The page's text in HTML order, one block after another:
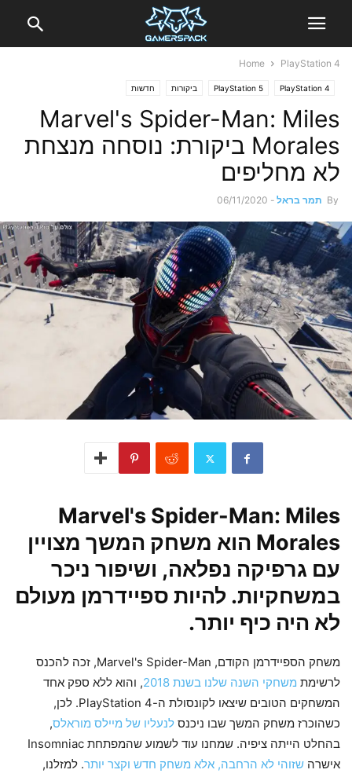
Home PlayStation 4
PlayStation 4
PlayStation 5 ביקורות חדשות
Marvel's Spider-Man: Miles
Morales ביקורת: נוסחה מנצחת
לא מחליפים
By תמר בראל -
06/11/2020
Marvel's Spider-Man: Miles
Morales הוא משחק המשך מצויין
עם גרפיקה נפלאה, ושיפור ניכר
במשחקיות. להיות ספיידרמן מעולם
לא היה כיף יותר.
משחק הספיידרמן הקודם, Marvel's Spider-Man, זכה להכנס
לרשימת משחקי השנה שלנו בשנת 2018
, והוא ללא ספק אחד
המשחקים הטובים שיצאו לקונסולת ה-PlayStation 4. לכן,
כשהוכרז משחק המשך שבו ניכנס לנעליו של מיילס מוראלס,
בהחלט הייתה ציפיה. שמחנו עוד לשמוע שהמפתחת Insomniac
אישרה שזוהי לא הרחבה, אלא משחק חדש וקצר יותר. למזלנו,